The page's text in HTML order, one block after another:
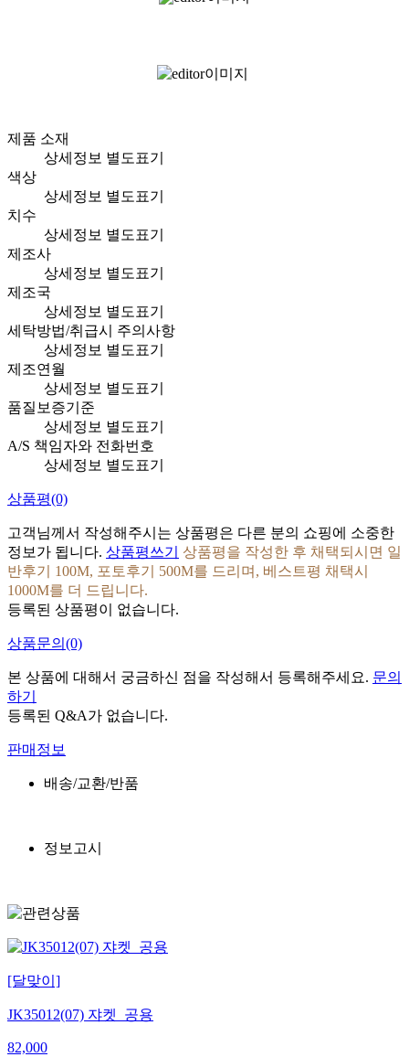
제품 소재
상세정보 별도표기
색상
상세정보 별도표기
치수
상세정보 별도표기
제조사
상세정보 별도표기
제조국
상세정보 별도표기
세탁방법/취급시 주의사항
상세정보 별도표기
제조연월
상세정보 별도표기
품질보증기준
상세정보 별도표기
A/S 책임자와 전화번호
상세정보 별도표기
상품평(0)
고객님께서 작성해주시는 상품평은 다른 분의 쇼핑에 소중한
정보가 됩니다. 상품평쓰기
상품평을 작성한 후 채택되시면 일
반후기 100M, 포토후기 500M를 드리며, 베스트평 채택시
1000M를 더 드립니다.
등록된 상품평이 없습니다.
상품문의 (0)
본 상품에 대해서 궁금하신 점을 작성해서 등록해주세요. 문의
하기
등록된 Q&A가 없습니다.
판매정보
배송/교환/반품
정보고시
[달맞이]
JK35012(07) 쟈켓_공용
82,000